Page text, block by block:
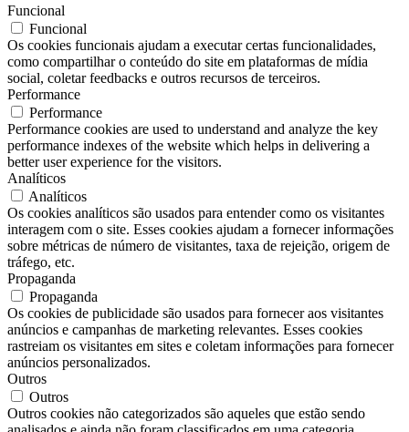
Funcional
Funcional
Os cookies funcionais ajudam a executar certas funcionalidades,
como compartilhar o conteúdo do site em plataformas de mídia
social, coletar feedbacks e outros recursos de terceiros.
Performance
Performance
Performance cookies are used to understand and analyze the key
performance indexes of the website which helps in delivering a
better user experience for the visitors.
Analíticos
Analíticos
Os cookies analíticos são usados ​​para entender como os visitantes
interagem com o site. Esses cookies ajudam a fornecer informações
sobre métricas de número de visitantes, taxa de rejeição, origem de
tráfego, etc.
Propaganda
Propaganda
Os cookies de publicidade são usados ​​para fornecer aos visitantes
anúncios e campanhas de marketing relevantes. Esses cookies
rastreiam os visitantes em sites e coletam informações para fornecer
anúncios personalizados.
Outros
Outros
Outros cookies não categorizados são aqueles que estão sendo